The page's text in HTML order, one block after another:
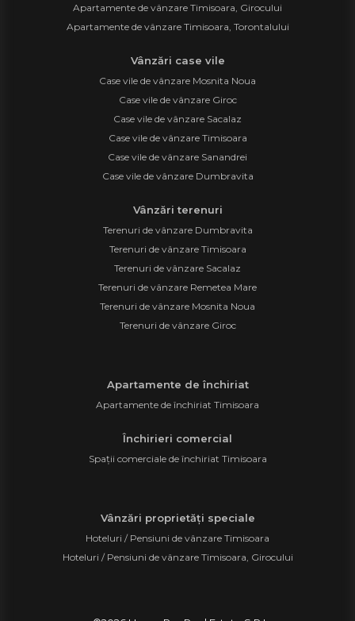
Apartamente de vânzare Timisoara, Girocului
Apartamente de vânzare Timisoara, Torontalului
Vânzări case vile
Case vile de vânzare Mosnita Noua
Case vile de vânzare Giroc
Case vile de vânzare Sacalaz
Case vile de vânzare Timisoara
Case vile de vânzare Sanandrei
Case vile de vânzare Dumbravita
Vânzări terenuri
Terenuri de vânzare Dumbravita
Terenuri de vânzare Timisoara
Terenuri de vânzare Sacalaz
Terenuri de vânzare Remetea Mare
Terenuri de vânzare Mosnita Noua
Terenuri de vânzare Giroc
Apartamente de închiriat
Apartamente de închiriat Timisoara
Închirieri comercial
Spații comerciale de închiriat Timisoara
Vânzări proprietăți speciale
Hoteluri / Pensiuni de vânzare Timisoara
Hoteluri / Pensiuni de vânzare Timisoara, Girocului